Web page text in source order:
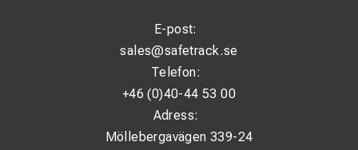
E-post:
sales@safetrack.se
Telefon:
+46 (0)40-44 53 00
Adress:
Möllebergavägen 339-24